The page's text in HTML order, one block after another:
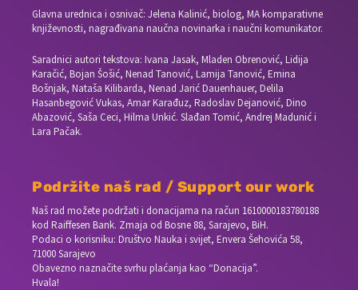
Glavna urednica i osnivač: Jelena Kalinić, biolog, MA komparativne
književnosti, nagrađivana naučna novinarka i naučni komunikator.
Saradnici autori tekstova: Ivana Jasak, Mladen Obrenović, Lidija
Karačić, Bojan Šošić, Nenad Tanović, Lamija Tanović, Emina
Bošnjak, Nataša Kilibarda, Nenad Jarić Dauenhauer, Delila
Hasanbegović Vukas, Amar Karađuz, Radoslav Dejanović, Dino
Abazović, Saša Ceci, Hilma Unkić. Slađan Tomić, Andrej Madunić i
Lara Pačak.
Podržite naš rad / Support our work
Naš rad možete podržati i donacijama na račun 1610000183780188
kod Raiffesen Bank. Zmaja od Bosne 88, Sarajevo, BiH.
Podaci o korisniku: Društvo Nauka i svijet, Envera Šehovića 58,
71000 Sarajevo
Obavezno naznačite svrhu plaćanja kao “Donacija”.
Hvala!